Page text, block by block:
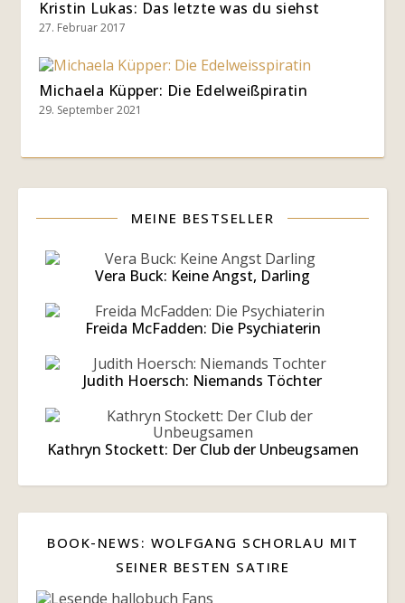
Kristin Lukas: Das letzte was du siehst
27. Februar 2017
Michaela Küpper: Die Edelweißpiratin
29. September 2021
MEINE BESTSELLER
Vera Buck: Keine Angst, Darling
Freida McFadden: Die Psychiaterin
Judith Hoersch: Niemands Töchter
Kathryn Stockett: Der Club der Unbeugsamen
BOOK-NEWS: WOLFGANG SCHORLAU MIT
SEINER BESTEN SATIRE